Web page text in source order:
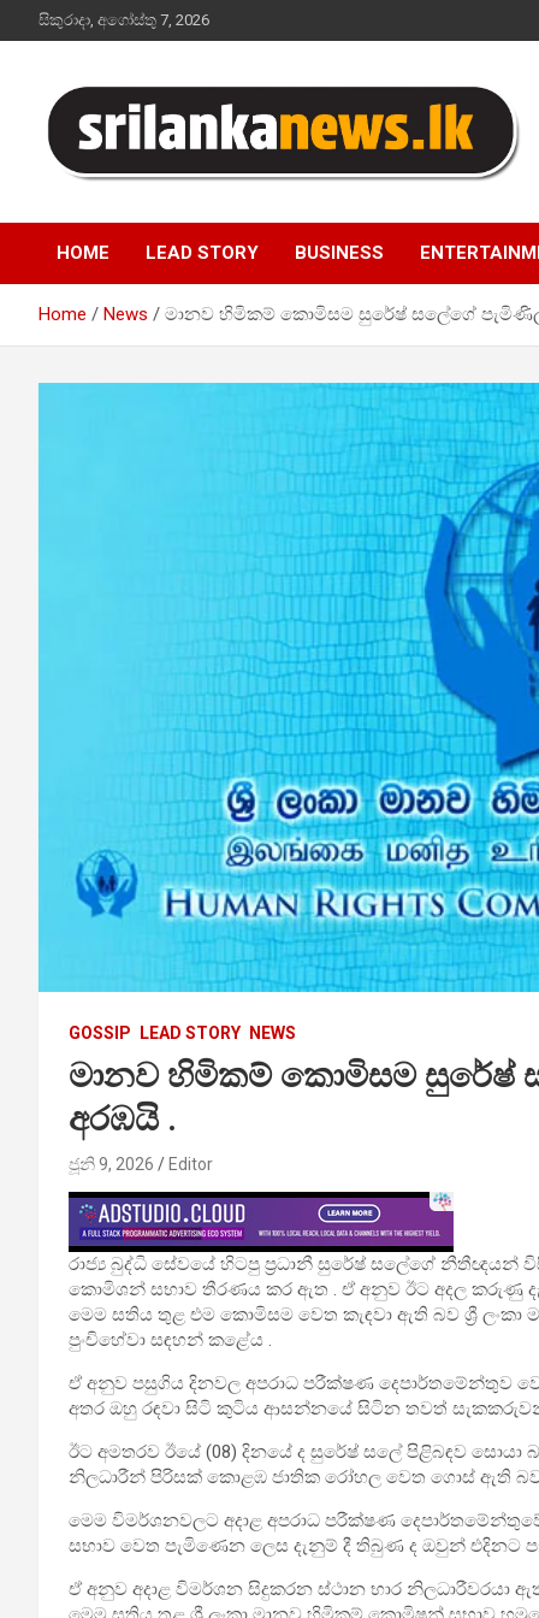
to
සිකුරාදා, අගෝස්තු 7, 2026
Sri Lanka News
HOME LEAD STORY BUSINESS
Home News මානව හිමිකම් කොමිසම සුරේෂ් සලේගේ
GOSSIP LEAD STORY NEWS
මානව හිමිකම් කොමිසම සුරේෂ්
අරඹයි .
ජූනි 9, 2026 Editor
රාජ්‍ය බුද්ධි සේවයේ හිටපු ප්‍රධානී සුරේෂ් සලේගේ නීතීඥයන්
කොමිශන් සභාව තීරණය කර ඇත . ඒ අනුව ඊට අදල කරුණු
මෙම සතිය තුළ එම කොමිසම වෙත කැඳවා ඇති බව ශ්‍රී
පුංචිහේවා සඳහන් කළේය .
ඒ අනුව පසුගිය දිනවල අපරාධ පරීක්ෂණ දෙපාර්තමේන්තුව
අතර ඔහු රඳවා සිටි කුටිය ආසන්නයේ සිටින තවත්
ඊට අමතරව ඊයේ (08) දිනයේ ද සුරේෂ් සලේ පිළිබඳව සොයා
නිලධාරීන් පිරිසක් කොළඹ ජාතික රෝහල වෙත ගොස් ඇති බව
මෙම විමර්ශනවලට අදාළ අපරාධ පරීක්ෂණ
සභාව වෙත පැමිණෙන ලෙස දැනුම් දී තිබුණ ද ඔවුන්
ඒ අනුව අදාළ විමර්ශන සිදුකරන ස්ථාන භාර නිලධාරීවරයා